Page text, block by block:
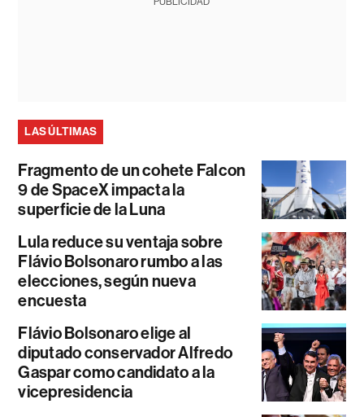
LAS ÚLTIMAS
Fragmento de un cohete Falcon
9 de SpaceX impacta la
superficie de la Luna
Lula reduce su ventaja sobre
Flávio Bolsonaro rumbo a las
elecciones, según nueva
encuesta
Flávio Bolsonaro elige al
diputado conservador Alfredo
Gaspar como candidato a la
vicepresidencia